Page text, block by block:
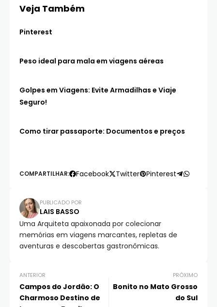
Veja Também
Pinterest
Peso ideal para mala em viagens aéreas
Golpes em Viagens: Evite Armadilhas e Viaje
Seguro!
Como tirar passaporte: Documentos e preços
COMPARTILHAR: Facebook Twitter Pinterest
PUBLICADO POR
LAIS BASSO
Uma Arquiteta apaixonada por colecionar
memórias em viagens marcantes, repletas de
aventuras e descobertas gastronômicas.
ANTERIOR
Campos do Jordão: O
Charmoso Destino de
PRÓXIMO
Bonito no Mato Grosso
do Sul